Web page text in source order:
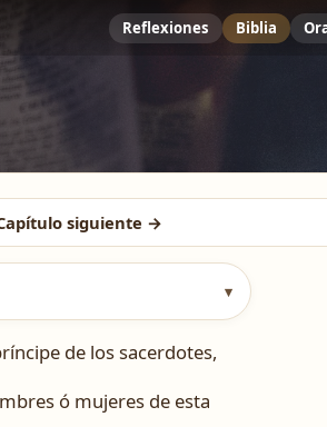
Reflexiones Biblia
siguiente →
▾
de los sacerdotes,
ó mujeres de esta